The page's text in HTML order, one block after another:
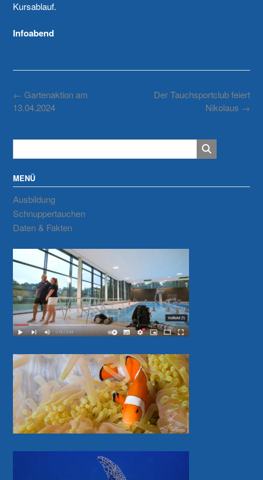
Kursablauf.
Infoabend
Post
navigation
Der Tauchsportclub feiert
Nikolaus →
← Gartenaktion am
13.04.2024
MENÜ
Ausbildung
Schnuppertauchen
Daten & Fakten